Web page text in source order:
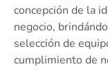
concepción de la
negocio,
selección de
cumplimiento de